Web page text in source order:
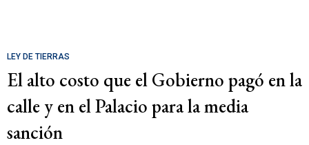
LEY DE TIERRAS
El alto costo que el Gobierno pagó en la
calle y en el Palacio para la media
sanción